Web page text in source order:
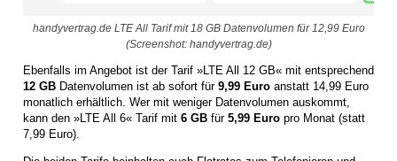
handyvertrag.de LTE All Tarif mit 18 GB Datenvolumen für 12,99 Euro
(Screenshot: handyvertrag.de)
Ebenfalls im Angebot ist der Tarif »LTE All 12 GB« mit entsprechend
12 GB Datenvolumen ist ab sofort für 9,99 Euro anstatt 14,99 Euro
monatlich erhältlich. Wer mit weniger Datenvolumen auskommt,
kann den »LTE All 6« Tarif mit 6 GB für 5,99 Euro pro Monat (statt
7,99 Euro).